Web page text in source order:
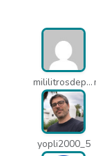
mililitrosdeperfume_lao
yopli2000_5